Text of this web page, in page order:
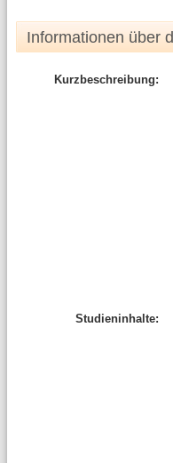
Informationen über
Kurzbeschreibung:
Studieninhalte: